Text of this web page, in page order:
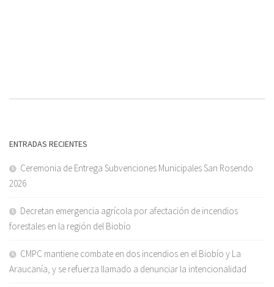
ENTRADAS RECIENTES
Ceremonia de Entrega Subvenciones Municipales San Rosendo
2026
Decretan emergencia agrícola por afectación de incendios
forestales en la región del Biobío
CMPC mantiene combate en dos incendios en el Biobío y La
Araucanía, y se refuerza llamado a denunciar la intencionalidad